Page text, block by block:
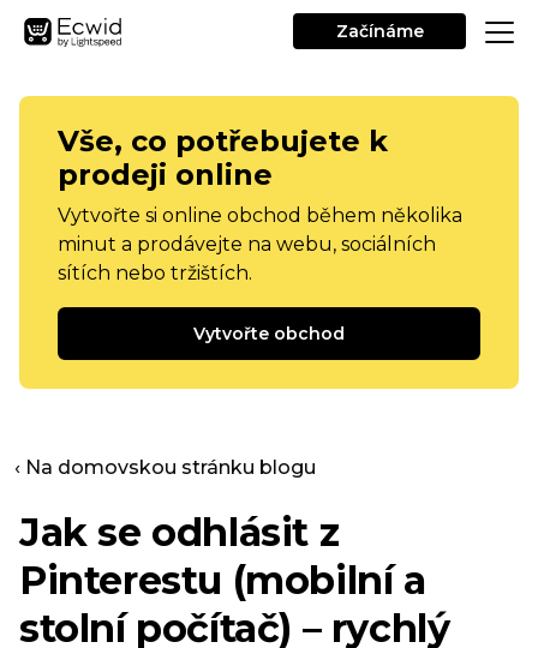
Začínáme
Vše, co potřebujete k
prodeji online
Vytvořte si online obchod během několika
minut a prodávejte na webu, sociálních
sítích nebo tržištích.
Vytvořte obchod
‹ Na domovskou stránku blogu
Jak se odhlásit z
Pinterestu (mobilní a
stolní počítač) – rychlý